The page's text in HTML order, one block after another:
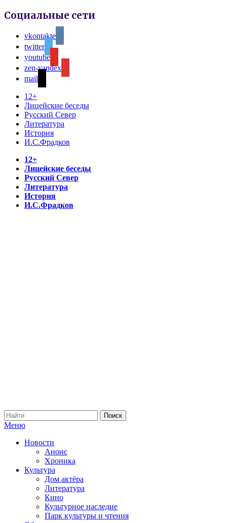
Социальные сети
vkontakte
twitter
youtube
zen-yandex
mail
12+
Лицейские беседы
Русский Север
Литература
История
И.С.Фрадков
12+
Лицейские беседы
Русский Север
Литература
История
И.С.Фрадков
Меню
Новости
Анонс
Хроника
Культура
Дом актёра
Литература
Кино
Культурное наследие
Парк культуры и чтения